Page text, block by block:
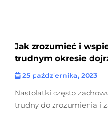
Jak zrozumieć i
trudnym okresie
25 października, 2023
Nastolatki często
trudny do zrozumienia i